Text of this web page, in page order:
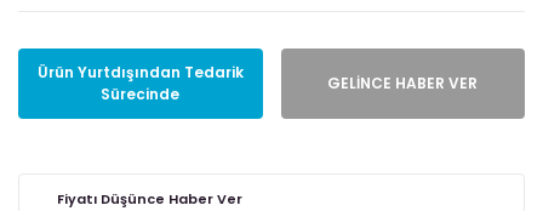
Ürün Yurtdışından Tedarik
Sürecinde
GELİNCE HABER VER
Fiyatı Düşünce Haber Ver